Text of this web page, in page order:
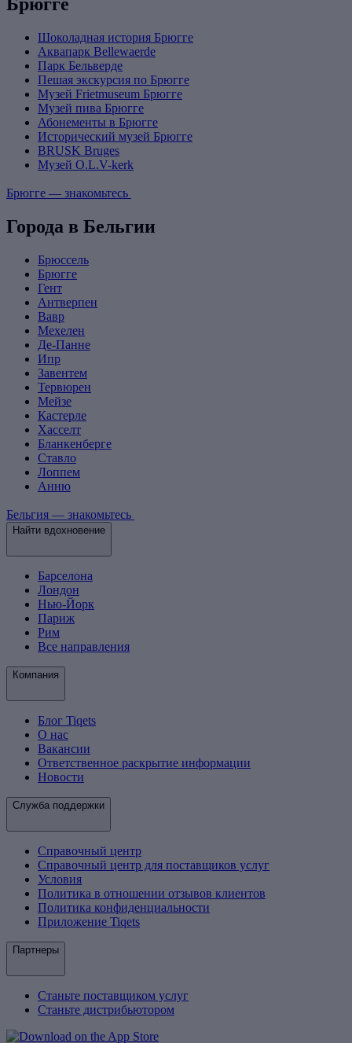
Шоколадная история Брюгге
Аквапарк Bellewaerde
Парк Бельверде
Пешая экскурсия по Брюгге
Музей Frietmuseum Брюгге
Музей пива Брюгге
Абонементы в Брюгге
Исторический музей Брюгге
BRUSK Bruges
Музей O.L.V-kerk
Брюгге — знакомьтесь
Города в Бельгии
Брюссель
Брюгге
Гент
Антверпен
Вавр
Мехелен
Де-Панне
Ипр
Завентем
Тервюрен
Мейзе
Кастерле
Хасселт
Бланкенберге
Ставло
Лоппем
Анню
Бельгия — знакомьтесь
Найти вдохновение
Барселона
Лондон
Нью-Йорк
Париж
Рим
Все направления
Компания
Блог Tiqets
О нас
Вакансии
Ответственное раскрытие информации
Новости
Служба поддержки
Справочный центр
Справочный центр для поставщиков услуг
Условия
Политика в отношении отзывов клиентов
Политика конфиденциальности
Приложение Tiqets
Партнеры
Станьте поставщиком услуг
Станьте дистрибьютором